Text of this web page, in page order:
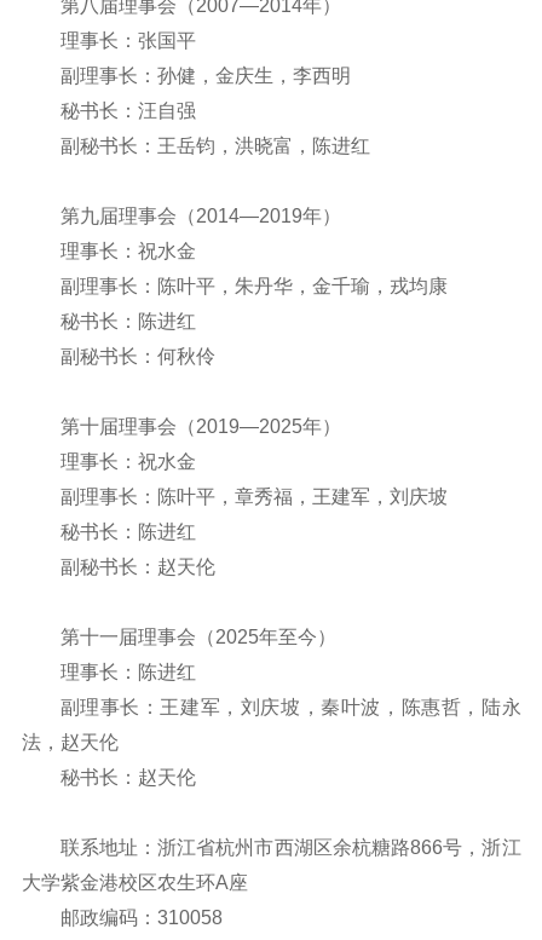
第八届理事会（2007—2014年）
理事长：张国平
副理事长：孙健，金庆生，李西明
秘书长：汪自强
副秘书长：王岳钧，洪晓富，陈进红
第九届理事会（2014—2019年）
理事长：祝水金
副理事长：陈叶平，朱丹华，金千瑜，戎均康
秘书长：陈进红
副秘书长：何秋伶
第十届理事会（2019—2025年）
理事长：祝水金
副理事长：陈叶平，章秀福，王建军，刘庆坡
秘书长：陈进红
副秘书长：赵天伦
第十一届理事会（2025年至今）
理事长：陈进红
副理事长：王建军，刘庆坡，秦叶波，陈惠哲，陆永
法，赵天伦
秘书长：赵天伦
联系地址：浙江省杭州市西湖区余杭糖路866号，浙江
大学紫金港校区农生环A座
邮政编码：310058